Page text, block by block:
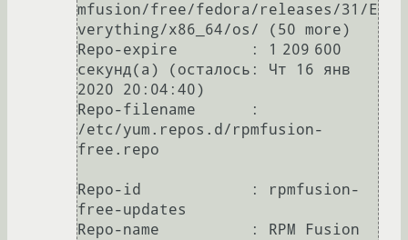
mfusion/free/fedora/releases/31/E
verything/x86_64/os/ (50 more)
Repo-expire        : 1 209 600
секунд(а) (осталось: Чт 16 янв
2020 20:04:40)
Repo-filename      :
/etc/yum.repos.d/rpmfusion-
free.repo
Repo-id            : rpmfusion-
free-updates
Repo-name          : RPM Fusion